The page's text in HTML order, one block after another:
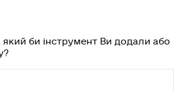
який би інструмент Ви додали або